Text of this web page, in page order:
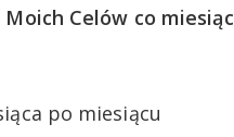
Celów co miesiąc
po miesiącu